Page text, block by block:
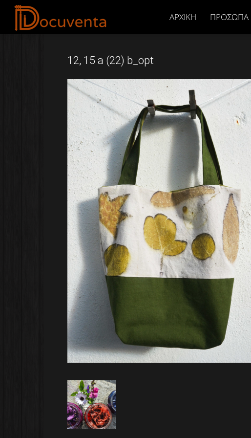
ΑΡΧΙΚΉ ΠΡΟΣΩΠΑ
12, 15 a (22) b_opt